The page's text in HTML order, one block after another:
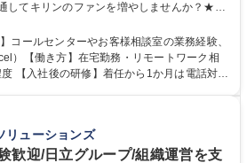
してキリンのファンを増やしませんか？★≫
づくりに活かしていく上で、窓口となるお客
います。お客様からの声に迅速かつ誠意をも
もにグループ内活動に反映しています。 【具
募集職種 中野本社【お客様
より良い商品づくりへ貢献
コールセンターやお客様相談室の業務経験、
）【働き方】在宅勤務・リモートワーク相
対応
社について】キリングループの広報機能を担
会いを大切にし、磨き上げたホスピタリティ
をとりながら広報関連業務を行っておりま
リューションズ
歓迎/日立グループ/組織運営を支